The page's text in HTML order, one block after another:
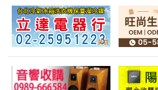
時間:08/07 09:52
***0960003718@gmail.com
印刷費用 請協助報價
產業:建材傢俱居家加工代工
時間:08/07 09:51
***ping.wu8@gmail.com